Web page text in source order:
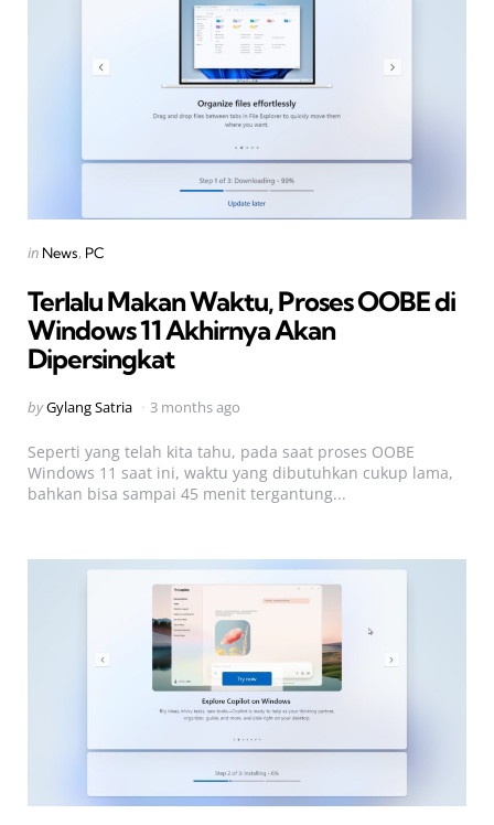
Categories
Posted
in News PC
Terlalu Makan Waktu, Proses OOBE di
Windows 11 Akhirnya Akan
Dipersingkat
Posted
byGylang Satria 3 months ago
Seperti yang telah kita tahu, pada saat proses OOBE
Windows 11 saat ini, waktu yang dibutuhkan cukup lama,
bahkan bisa sampai 45 menit tergantung...